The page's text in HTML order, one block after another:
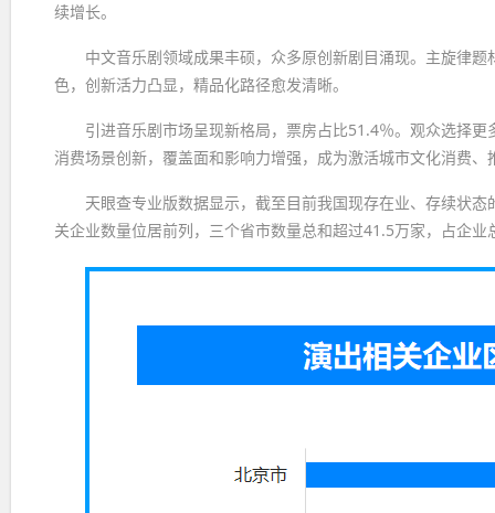
续增长。
中文音乐剧领域成果丰硕，众多原创新剧目涌现。主旋律
色，创新活力凸显，精品化路径愈发清晰。
引进音乐剧市场呈现新格局，票房占比51.4％。观众选择
消费场景创新，覆盖面和影响力增强，成为激活城市文化消费
天眼查专业版数据显示，截至目前我国现存在业、存续状
关企业数量位居前列，三个省市数量总和超过41.5万家，占企业